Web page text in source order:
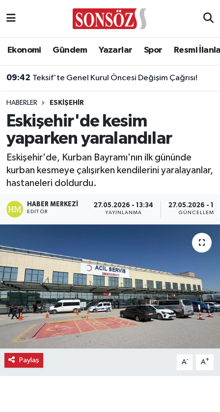
Ekonomi Gündem Yazarlar Spor Resmi
09:42 Teksif'te Genel Kurul Öncesi Değişim Çağrısı!
HABERLER ESKIŞEHIR
Eskişehir'de kesim
yaparken yaralandılar
Eskişehir'de, Kurban Bayramı'nın ilk gününde
kurban kesmeye çalışırken kendilerini yaralayanlar,
hastaneleri doldurdu.
HABER MERKEZI
EDITÖR
27.05.2026 - 13:34
YAYINLANMA
27.05.2026 -
GÜNCELLEME
Paylaş A- A+
Asayiş
Biyografi
Çevre
Diğer
Dünya
Eğitim
Eleman
Emlak
Gündem
Gurme
Haber
Ankara Nöbetçi Eczaneler
Ankara Trafik Yoğunluk Haritası
Süper Lig Puan Durumu ve Fikstür
Tüm Manşetler
Son Dakika Haberleri
Haber Arşivi